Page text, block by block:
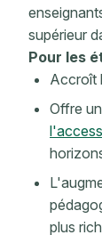
supérieur
Pour les
Accroît
Offre
plus